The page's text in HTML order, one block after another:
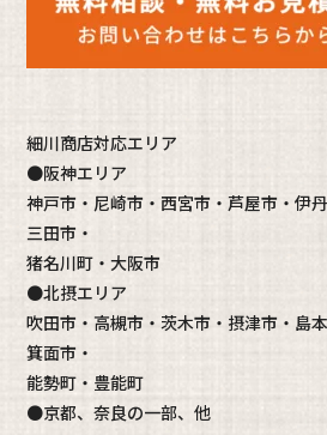
細川商店対応エリア
●阪神エリア
神戸市・尼崎市・西宮市・芦屋市・伊
三田市・
猪名川町・大阪市
●北摂エリア
吹田市・高槻市・茨木市・摂津市・島
箕面市・
能勢町・豊能町
●京都、奈良の一部、他